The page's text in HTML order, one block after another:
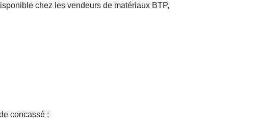
chez les vendeurs de matériaux BTP,
concassé :